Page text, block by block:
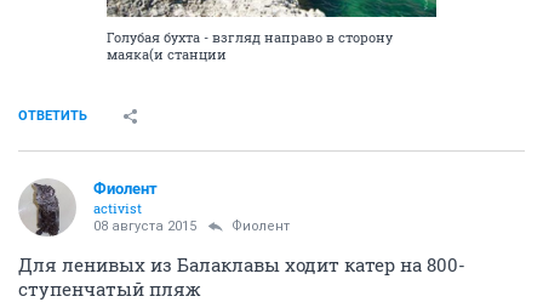
Голубая бухта - взгляд направо в сторону
маяка(и станции
ОТВЕТИТЬ
Фиолент
activist
08 августа 2015 Фиолент
Для ленивых из Балаклавы ходит катер на 800-
ступенчатый пляж